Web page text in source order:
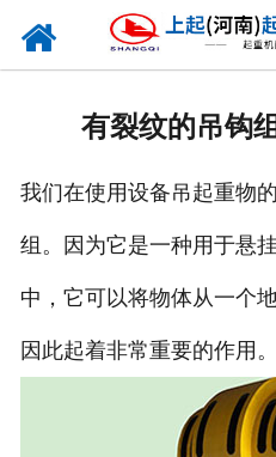
有裂纹的吊钩
我们在使用设备吊起重物
组。因为它是一种用于悬
中，它可以将物体从一个
因此起着非常重要的作用。